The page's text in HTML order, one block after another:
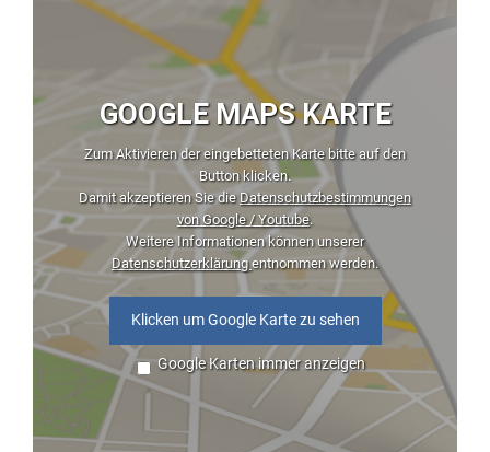
GOOGLE MAPS KARTE
Zum Aktivieren der eingebetteten Karte bitte auf den
Button klicken.
Damit akzeptieren Sie dieDatenschutzbestimmungen
von Google / Youtube.
Weitere Informationen können unserer
Datenschutzerklärungentnommen werden.
Klicken um Google Karte zu sehen
Google Karten immer anzeigen